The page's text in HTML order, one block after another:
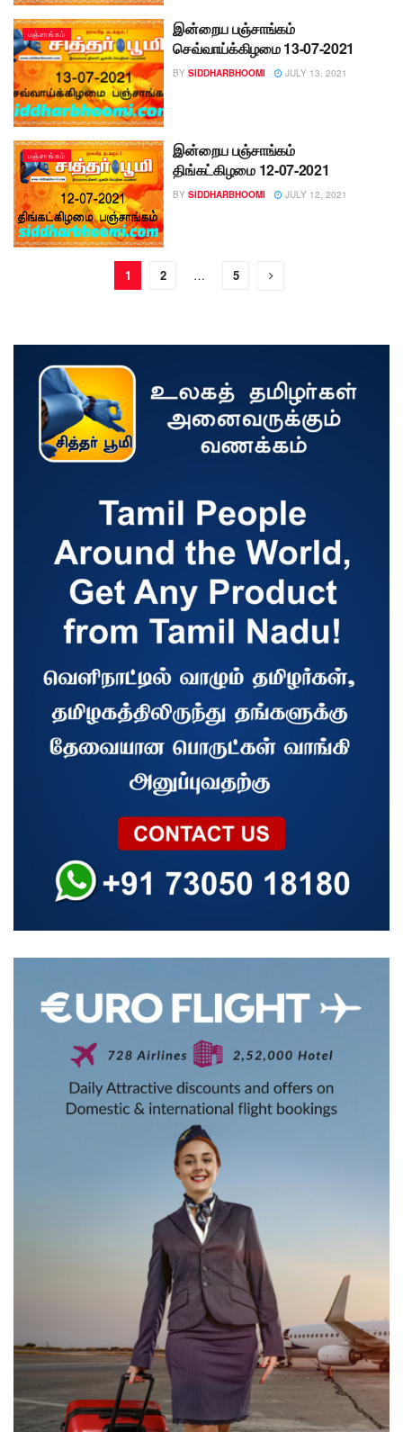
பஞ்சாங்கம்
இன்றைய பஞ்சாங்கம்
செவ்வாய்க்கிழமை 13-07-2021
BY SIDDHARBHOOMI JULY 13, 2021
பஞ்சாங்கம்
இன்றைய பஞ்சாங்கம்
திங்கட்கிழமை 12-07-2021
BY SIDDHARBHOOMI JULY 12, 2021
1 2 … 5